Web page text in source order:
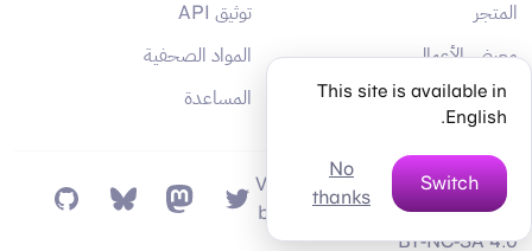
المتجر
معرض الأعمال
الداعمون
توثيق API
المواد الصحفية
المساعدة
Vapor Documentation © 2026
by Vapor is licensed under CC
BY-NC-SA 4.0
Twitter
Mastodon
Bsky
This site is available in
English.
Switch
No
thanks